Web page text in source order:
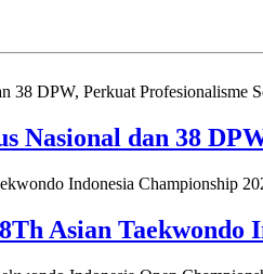
Nasional dan 38
Asian Taekwondo